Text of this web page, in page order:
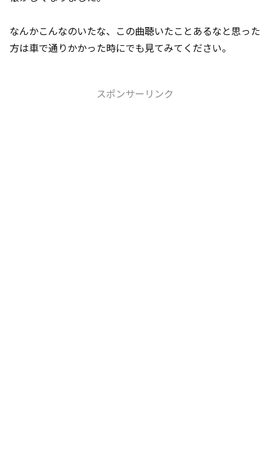
なんかこんなのいたな、この曲聴いたことあるなと思った
方は車で通りかかった時にでも見てみてください。
スポンサーリンク